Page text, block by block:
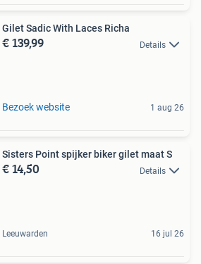
Gilet Sadic With Laces Richa
€ 139,99 Details
Bezoek website 1 aug 26
Sisters Point spijker biker gilet maat S
€ 14,50 Details
Leeuwarden 16 jul 26